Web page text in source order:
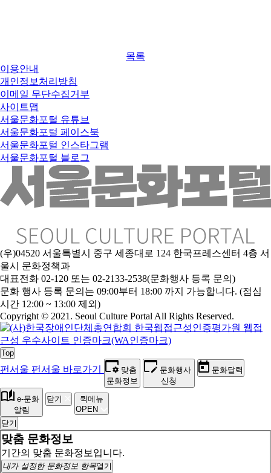
목록
이용안내
개인정보처리방침
이메일 무단수집거부
사이트맵
서울문화포털 유튜브
서울문화포털 페이스북
서울문화포털 인스타그램
서울문화포털 블로그
(우)04520 서울특별시 중구 세종대로 124 한국프레스센터 4층 서
울시 문화정책과
대표전화 02-120 또는 02-2133-2538(문화행사 등록 문의)
문화 행사 등록 문의는 09:00부터 18:00 까지 가능합니다. (점심
시간 12:00 ~ 13:00 제외)
Copyright © 2021. Seoul Culture Portal All Rights Reserved.
Top
펀서울 펀서울 바로가기
맞춤
문화정보
문화행사
신청
문화달력
e-문화
알림
닫기
퀵메뉴
OPEN
닫기
맞춤 문화정보
기간의 맞춤 문화정보입니다.
내가 설정한 문화정보 항목열기